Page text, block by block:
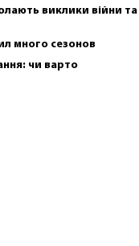
виклики війни та
много сезонов
чи варто